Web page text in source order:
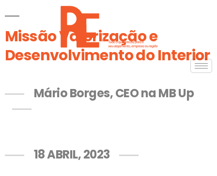
Missão Valorização e
Desenvolvimento do Interior
Mário Borges, CEO na MB Up
18 ABRIL, 2023